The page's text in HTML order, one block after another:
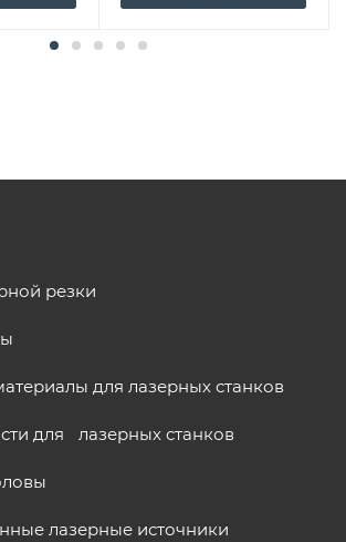
резки
для лазерных станков
для лазерных станков
лазерные источники